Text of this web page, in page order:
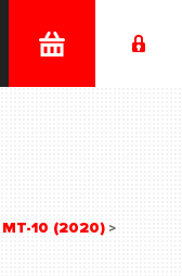
MT-10 (2020) >